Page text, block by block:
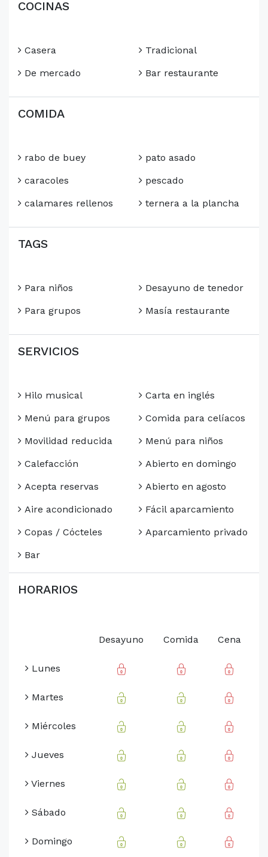
COCINAS
Casera
De mercado
Tradicional
Bar restaurante
COMIDA
rabo de buey
caracoles
calamares rellenos
pato asado
pescado
ternera a la plancha
TAGS
Para niños
Para grupos
Desayuno de tenedor
Masía restaurante
SERVICIOS
Hilo musical
Menú para grupos
Movilidad reducida
Calefacción
Acepta reservas
Aire acondicionado
Copas / Cócteles
Bar
Carta en inglés
Comida para celíacos
Menú para niños
Abierto en domingo
Abierto en agosto
Fácil aparcamiento
Aparcamiento privado
HORARIOS
Desayuno Comida Cena
Lunes
Martes
Miércoles
Jueves
Viernes
Sábado
Domingo